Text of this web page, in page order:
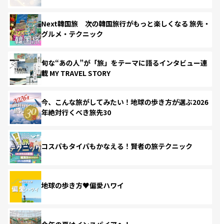
Next韓国旅 次の韓国旅行がもっと楽しくなる 旅先・
グルメ・テクニック
旬な“あの人”が「旅」をテーマに語るインタビュー連
載 MY TRAVEL STORY
今、こんな旅がしてみたい！地球の歩き方が選ぶ2026
年絶対行くべき旅先30
コスパもタイパもかなえる！賢者の旅テクニック
地球の歩き方♥偏愛ハワイ